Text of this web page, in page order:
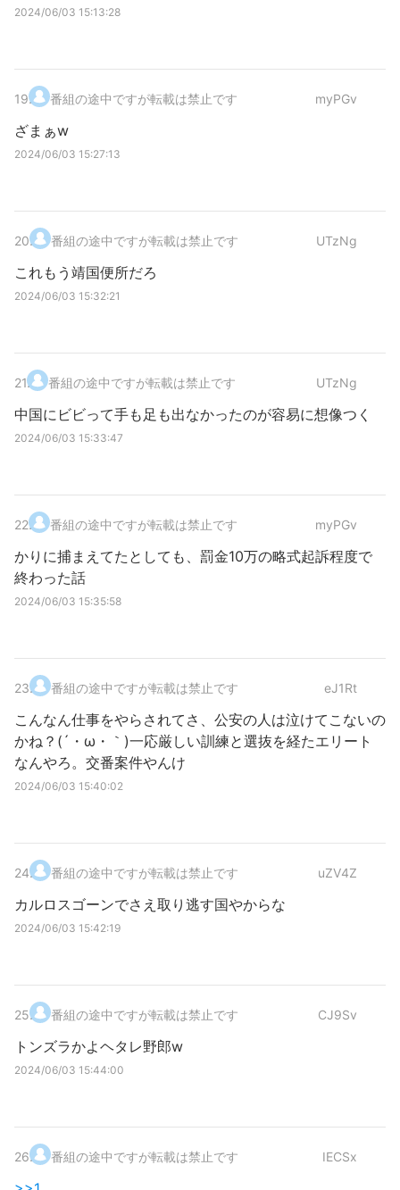
2024/06/03 15:13:28
19. 番組の途中ですが転載は禁止です myPGv
ざまぁw
2024/06/03 15:27:13
20. 番組の途中ですが転載は禁止です UTzNg
これもう靖国便所だろ
2024/06/03 15:32:21
21. 番組の途中ですが転載は禁止です UTzNg
中国にビビって手も足も出なかったのが容易に想像つく
2024/06/03 15:33:47
22. 番組の途中ですが転載は禁止です myPGv
かりに捕まえてたとしても、罰金10万の略式起訴程度で
終わった話
2024/06/03 15:35:58
23. 番組の途中ですが転載は禁止です eJ1Rt
こんなん仕事をやらされてさ、公安の人は泣けてこないの
かね？(´・ω・｀)一応厳しい訓練と選抜を経たエリート
なんやろ。交番案件やんけ
2024/06/03 15:40:02
24. 番組の途中ですが転載は禁止です uZV4Z
カルロスゴーンでさえ取り逃す国やからな
2024/06/03 15:42:19
25. 番組の途中ですが転載は禁止です CJ9Sv
トンズラかよヘタレ野郎w
2024/06/03 15:44:00
26. 番組の途中ですが転載は禁止です IECSx